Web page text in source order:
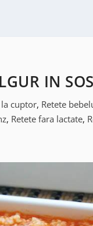
IN
cuptor, Retete
, Retete fara lactate,